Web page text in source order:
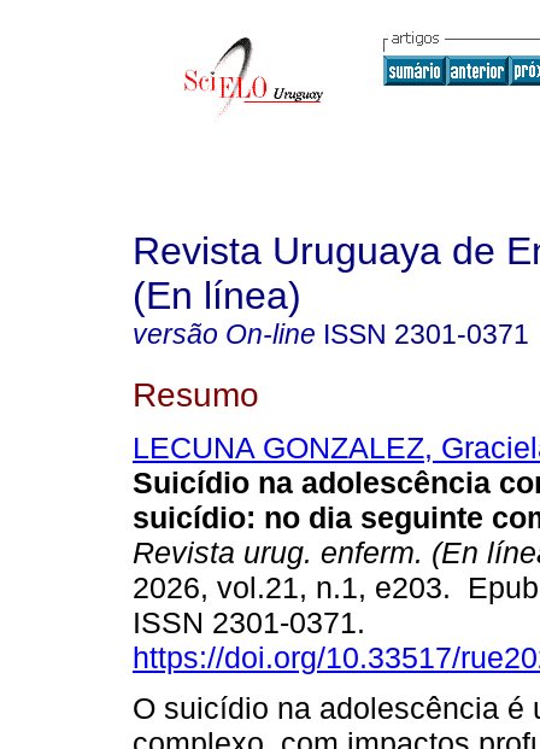
Revista Uruguaya de
(En línea)
versão On-line ISSN 2301-0371
Resumo
LECUNA GONZALEZ,
Suicídio na adolescência
suicídio: no dia seguinte
Revista urug. enferm. (En
2026, vol.21, n.1, e203.
ISSN 2301-0371.
https://doi.org/10.33517/
O suicídio na adolescência é